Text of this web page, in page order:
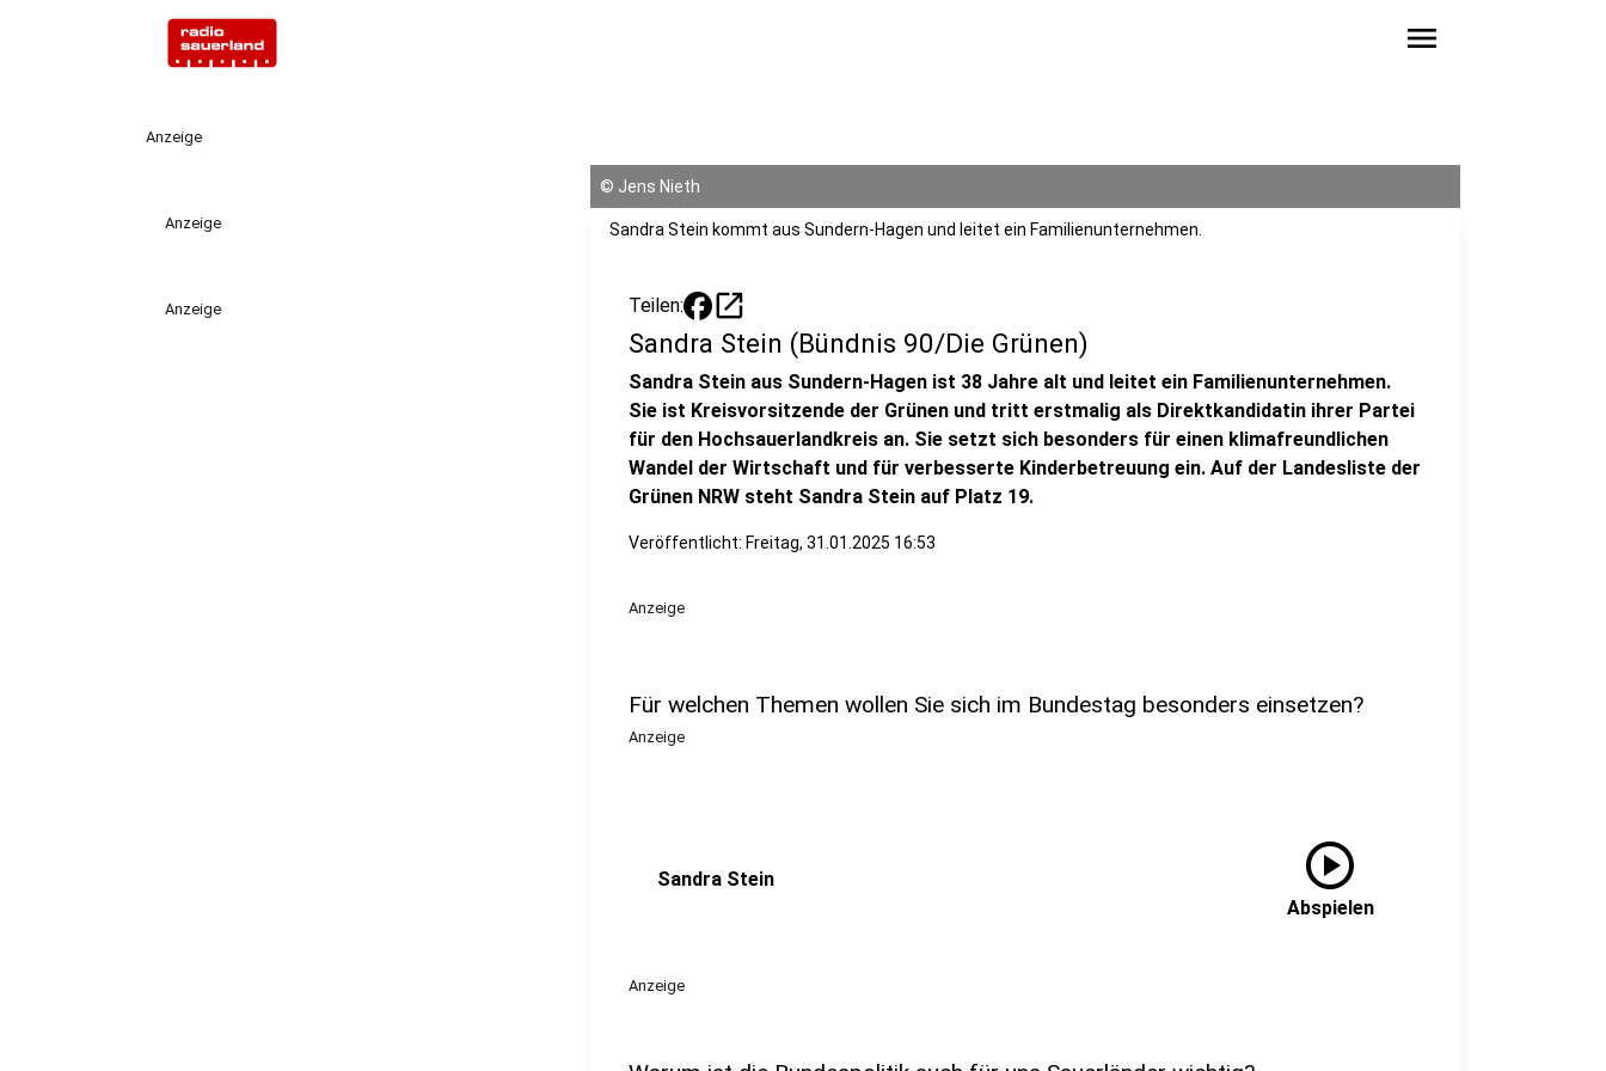
menu
Anzeige
Anzeige
Anzeige
© Jens Nieth
Sandra Stein kommt aus Sundern-Hagen und leitet ein Familienunternehmen.
Teilen: open_in_new
Sandra Stein (Bündnis 90/Die Grünen)
Sandra Stein aus Sundern-Hagen ist 38 Jahre alt und leitet ein Familienunternehmen.
Sie ist Kreisvorsitzende der Grünen und tritt erstmalig als Direktkandidatin ihrer Partei
für den Hochsauerlandkreis an. Sie setzt sich besonders für einen klimafreundlichen
Wandel der Wirtschaft und für verbesserte Kinderbetreuung ein. Auf der Landesliste der
Grünen NRW steht Sandra Stein auf Platz 19.
Veröffentlicht: Freitag, 31.01.2025 16:53
Anzeige
Für welchen Themen wollen Sie sich im Bundestag besonders einsetzen?
Anzeige
Sandra Stein play_circle
Abspielen
Anzeige